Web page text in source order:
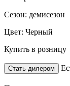
Сезон: демисезон
Цвет: Черный
Купить в розницу
Стать дилером